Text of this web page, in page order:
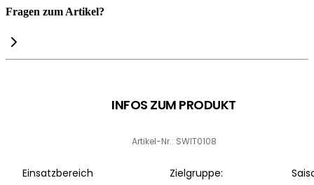
Fragen zum Artikel?
INFOS ZUM PRODUKT
Artikel-Nr.: SWIT0108
Einsatzbereich Zielgruppe: